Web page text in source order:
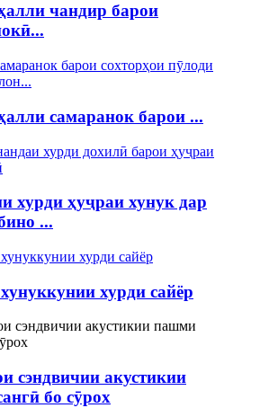
чандир барои
самаранок барои ...
хурди ҳуҷраи хунук дар
...
хурди сайёр
сэндвичии акустикии
бо сӯрох